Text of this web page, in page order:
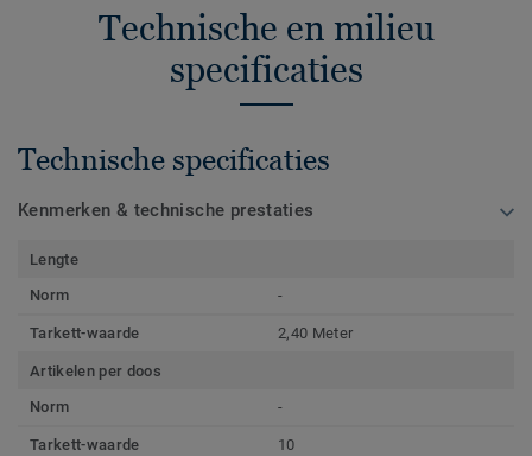
Technische en milieu
specificaties
Technische specificaties
Kenmerken & technische prestaties
Lengte
Norm
-
Tarkett-waarde 2,40 Meter
Artikelen per doos
Norm
-
Tarkett-waarde 10